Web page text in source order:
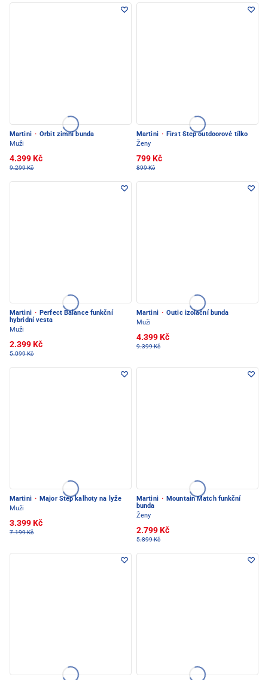
Martini · Orbit zimní bunda
Muži
4.399 Kč
9.299 Kč
Martini · First Step outdoorové tílko
Ženy
799 Kč
899 Kč
Martini · Perfect Balance funkční
hybridní vesta
Muži
2.399 Kč
5.099 Kč
Martini · Outic izolační bunda
Muži
4.399 Kč
9.399 Kč
Martini · Major Step kalhoty na lyže
Muži
3.399 Kč
7.199 Kč
Martini · Mountain Match funkční
bunda
Ženy
2.799 Kč
5.899 Kč